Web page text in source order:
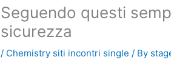
Seguendo questi
sicurezza
/ Chemistry siti incontri single / By